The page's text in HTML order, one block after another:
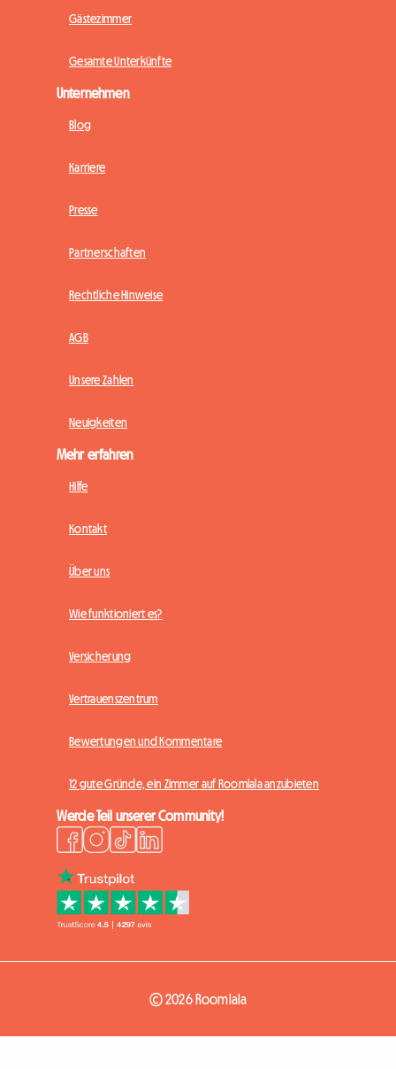
Gästezimmer
Gesamte Unterkünfte
Unternehmen
Blog
Karriere
Presse
Partnerschaften
Rechtliche Hinweise
AGB
Unsere Zahlen
Neuigkeiten
Mehr erfahren
Hilfe
Kontakt
Über uns
Wie funktioniert es?
Versicherung
Vertrauenszentrum
Bewertungen und Kommentare
12 gute Gründe, ein Zimmer auf Roomlala anzubieten
Werde Teil unserer Community!
© 2026 Roomlala